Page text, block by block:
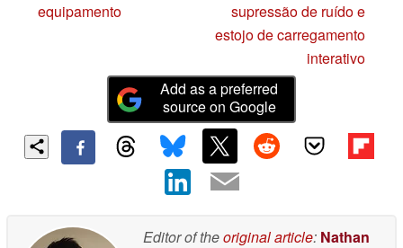
equipamento
supressão de ruído e
estojo de carregamento
interativo
Add as a preferred
source on Google
Editor of theoriginal article: Nathan